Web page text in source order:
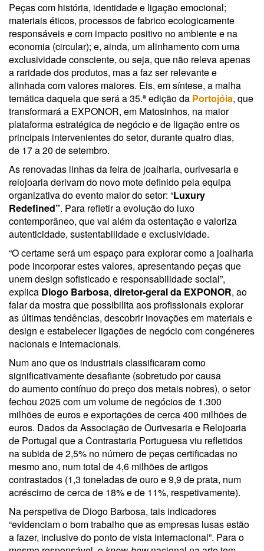
Peças com história, identidade e ligação emocional;
materiais éticos, processos de fabrico ecologicamente
responsáveis e com impacto positivo no ambiente e na
economia (circular); e, ainda, um alinhamento com uma
exclusividade consciente, ou seja, que não releva apenas
a raridade dos produtos, mas a faz ser relevante e
alinhada com valores maiores. Eis, em síntese, a malha
temática daquela que será a 35.ª edição da Portojóia, que
transformará a EXPONOR, em Matosinhos, na maior
plataforma estratégica de negócio e de ligação entre os
principais intervenientes do setor, durante quatro dias,
de 17 a 20 de setembro.
As renovadas linhas da feira de joalharia, ourivesaria e
relojoaria derivam do novo mote definido pela equipa
organizativa do evento maior do setor: “Luxury
Redefined”. Para refletir a evolução do luxo
contemporâneo, que vai além da ostentação e valoriza
autenticidade, sustentabilidade e exclusividade.
“O certame será um espaço para explorar como a joalharia
pode incorporar estes valores, apresentando peças que
unem design sofisticado e responsabilidade social”,
explica Diogo Barbosa, diretor-geral da EXPONOR, ao
falar da mostra que possibilita aos profissionais explorar
as últimas tendências, descobrir inovações em materiais e
design e estabelecer ligações de negócio com congéneres
nacionais e internacionais.
Num ano que os industriais classificaram como
significativamente desafiante (sobretudo por causa
do aumento contínuo do preço dos metais nobres), o setor
fechou 2025 com um volume de negócios de 1.300
milhões de euros e exportações de cerca 400 milhões de
euros. Dados da Associação de Ourivesaria e Relojoaria
de Portugal que a Contrastaria Portuguesa viu refletidos
na subida de 2,5% no número de peças certificadas no
mesmo ano, num total de 4,6 milhões de artigos
contrastados (1,3 toneladas de ouro e 9,9 de prata, num
acréscimo de cerca de 18% e de 11%, respetivamente).
Na perspetiva de Diogo Barbosa, tais indicadores
“evidenciam o bom trabalho que as empresas lusas estão
a fazer, inclusive do ponto de vista internacional”. Para o